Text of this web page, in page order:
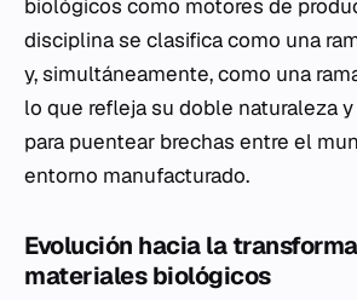
biológicos como motores de
disciplina se clasifica como una
y, simultáneamente, como una
lo que refleja su doble naturaleza
para puentear brechas entre el
entorno manufacturado.
Evolución hacia la
materiales biológicos